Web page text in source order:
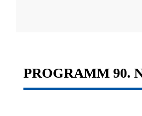
PROGRAMM 90.